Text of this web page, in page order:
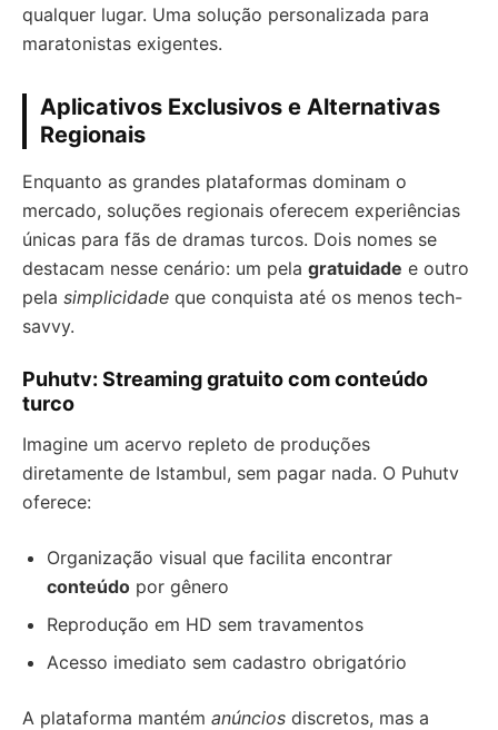
qualquer lugar. Uma solução personalizada para
maratonistas exigentes.
Aplicativos Exclusivos e Alternativas
Regionais
Enquanto as grandes plataformas dominam o
mercado, soluções regionais oferecem experiências
únicas para fãs de dramas turcos. Dois nomes se
destacam nesse cenário: um pela gratuidade e outro
pela simplicidade que conquista até os menos tech-
savvy.
Puhutv: Streaming gratuito com conteúdo
turco
Imagine um acervo repleto de produções
diretamente de Istambul, sem pagar nada. O Puhutv
oferece:
Organização visual que facilita encontrar
conteúdo por gênero
Reprodução em HD sem travamentos
Acesso imediato sem cadastro obrigatório
A plataforma mantém anúncios discretos, mas a